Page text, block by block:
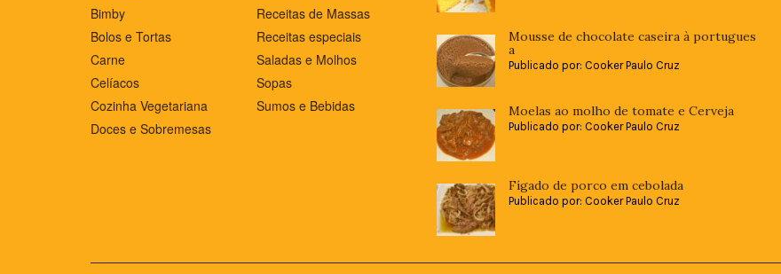
Bimby
Bolos e Tortas
Carne
Celíacos
Cozinha Vegetariana
Doces e Sobremesas
Receitas de Massas
Receitas especiais
Saladas e Molhos
Sopas
Sumos e Bebidas
Mousse de chocolate caseira à portugues
a
Publicado por: Cooker Paulo Cruz
Moelas ao molho de tomate e Cerveja
Publicado por: Cooker Paulo Cruz
Fígado de porco em cebolada
Publicado por: Cooker Paulo Cruz